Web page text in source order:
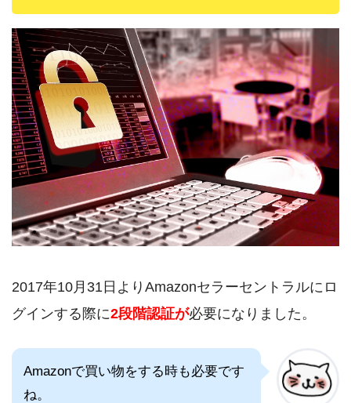
2017年10月31日よりAmazonセラーセントラルにロ
グインする際に2段階認証が必要になりました。
Amazonで買い物をする時も必要です
ね。